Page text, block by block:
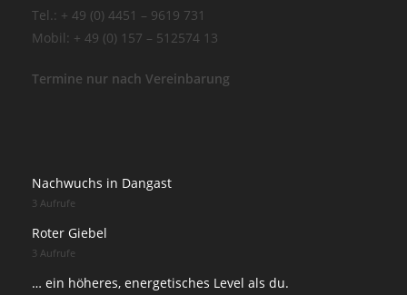
Tel.: + 49 (0) 4451 – 9619 731
Mobil: + 49 (0) 157 – 512574 13
Termine nur nach Vereinbarung
Nachwuchs in Dangast
3 Aufrufe
Roter Giebel
3 Aufrufe
… ein höheres, energetisches Level als du.